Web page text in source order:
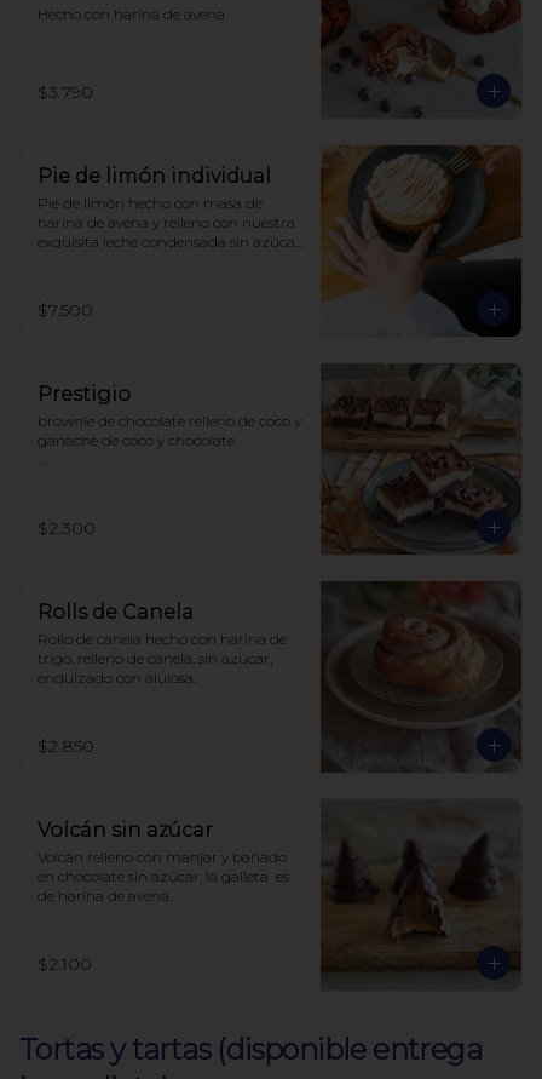
Hecho con harina de avena
$3.790
Pie de limón individual
Pie de limón hecho con masa de
harina de avena y relleno con nuestra
exquisita leche condensada sin azúcar
suizo. Todo endulzado con alulosa.
$7.500
Prestigio
brownie de chocolate relleno de coco y
ganache de coco y chocolate.
sin soya
con harina de avena
$2.300
Rolls de Canela
Rollo de canela hecho con harina de
trigo, relleno de canela. sin azúcar,
endulzado con alulosa.
$2.850
Volcán sin azúcar
Volcán relleno con manjar y bañado
en chocolate sin azúcar, la galleta  es
de harina de avena.
$2.100
Tortas y tartas (disponible entrega